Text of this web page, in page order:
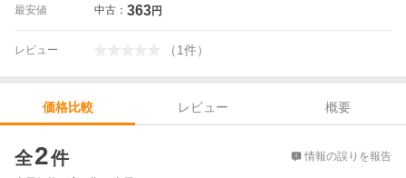
最安値 中古： 363円
レビュー （1件）
価格比較 レビュー
概要
全2件 情報の誤りを報告